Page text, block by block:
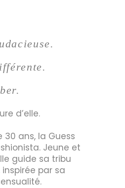
d’elle.
30 ans, la Guess
Jeune et
guide sa tribu
par sa